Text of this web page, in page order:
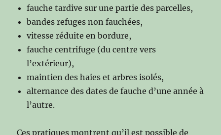
fauche tardive sur une partie des parcelles,
bandes refuges non fauchées,
vitesse réduite en bordure,
fauche centrifuge (du centre vers
l’extérieur),
maintien des haies et arbres isolés,
alternance des dates de fauche d’une année à
l’autre.
Ces pratiques montrent qu’il est possible de